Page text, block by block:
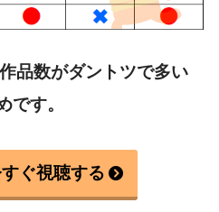
品数がダントツで多い
です。
ぐ視聴する